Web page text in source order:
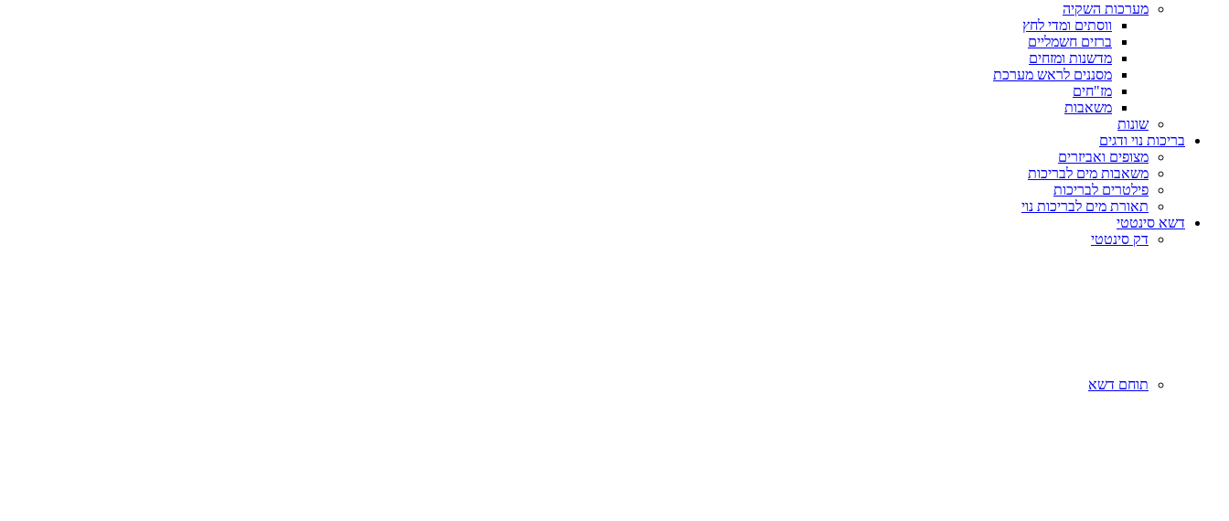
מערכות השקיה
ווסתים ומדי לחץ
ברזים חשמליים
מדשנות ומזחים
מסננים לראש מערכת
מז"חים
משאבות
שונות
בריכות נוי ודגים
מצופים ואביזרים
משאבות מים לבריכות
פילטרים לבריכות
תאורת מים לבריכות נוי
דשא סינטטי
דק סינטטי
תוחם דשא